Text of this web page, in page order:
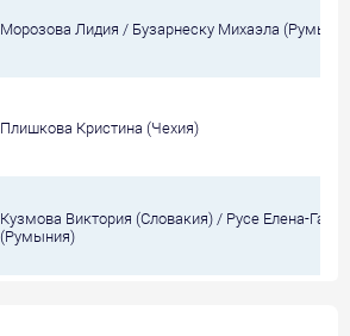
Морозова Лидия / Бузарнеску Михаэла
Плишкова Кристина (Чехия)
Кузмова Виктория (Словакия) / Русе Елена-
(Румыния)